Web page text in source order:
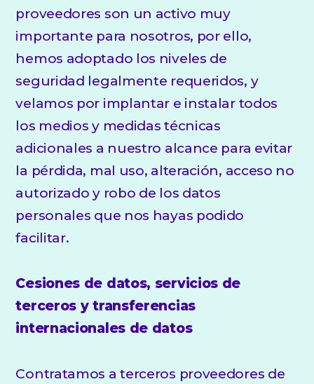
proveedores son un activo muy
importante para nosotros, por ello,
hemos adoptado los niveles de
seguridad legalmente requeridos, y
velamos por implantar e instalar todos
los medios y medidas técnicas
adicionales a nuestro alcance para evitar
la pérdida, mal uso, alteración, acceso no
autorizado y robo de los datos
personales que nos hayas podido
facilitar.
Cesiones de datos, servicios de
terceros y transferencias
internacionales de datos
Contratamos a terceros proveedores de